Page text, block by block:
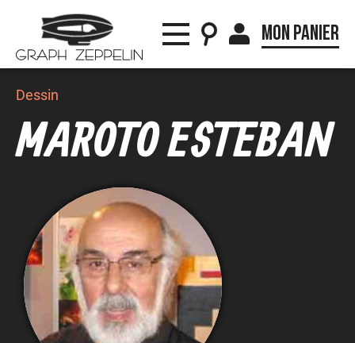
Mon panier
Dessin
MAROTO ESTEBAN